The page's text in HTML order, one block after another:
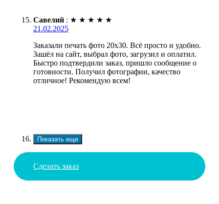
Савелий : ★ ★ ★ ★ ★
21.02.2025
Заказали печать фото 20х30. Всё просто и удобно.
Зашёл на сайт, выбрал фото, загрузил и оплатил.
Быстро подтвердили заказ, пришло сообщение о
готовности. Получил фотографии, качество
отличное! Рекомендую всем!
Показать еще
Сделать заказ